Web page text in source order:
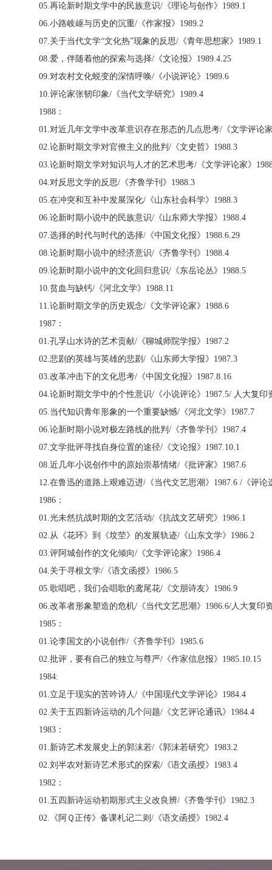
05. 再论新时期文学中的民族意识/ 《理论与创作》 1989.1
06. 小路岐岖与历史的沉重/ 《作家报》 1989.2
07. 关于当代文学“文化热”现象的反思/ 《青年思想家》 1989.1
08. 爱，伴随着他的探索与选择/ 《文论报》 1989.4.25
09. 对农村文化蜕变的深情呼唤/ 《小说评论》 1989.6
10. 评论家张韧印象/ 《当代文学研究》 1989.4
1988 ：
01. 对近几年文学中改革意识存在形态的几点思考/ 《文学评论
02. 论新时期文学对官僚主义的批判 / 《文史哲》 1988.3
03. 论新时期文学对知识与人才的艺术思考/ 《文学评论家》
04. 对反思文学的反思/ 《齐鲁学刊》 1988.3
05. 在冲突和互补中发展深化/ 《山东社会科学》 1988.3
06. 论新时期小说中的民族意识/ 《山东师大学报》 1988.4
07. 选择的时代与时代的选择/ 《中国文化报》 1988.6.29
08. 论新时期小说中的经济意识/ 《齐鲁学刊》 1988.4
09. 论新时期小说中的文化回归意识/ 《东岳论丛》 1988.5
10. 贫血与缺钙/ 《河北文学》 1988.11
11. 论新时期文学的历史观念/ 《文学评论家》 1988.6
1987 ：
01. 孔孚山水诗的艺术贡献/ 《聊城师院学报》 1987.2
02. 悲剧的英雄与英雄的悲剧 / 《山东师大学报》 1987.3
03. 改革冲击下的文化思考/ 《中国文化报》 1987.8.16
04. 论新时期文学中的个性意识/ 《小说评论》 1987.5/ 人大复印
05. 当代知识青年形象的一个重要缺憾/ 《河北文学》 1987.7
06. 论新时期小说对极左路线的批判 / 《齐鲁学刊》 1987.4
07. 文学批评寻找自身位置的途径/ 《文论报》 1987.10.1
08. 近几年小说创作中的原始崇慕情绪/ 《批评家》 1987.6
12. 在鲁迅的道路上艰难迈进/ 《当代文艺思潮》 1987.6 / 《评论
1986 ：
01. 光未然抗战时期的文艺活动/ 《抗战文艺研究》 1986.1
02. 从《花环》到《坟茔》的发展轨迹/ 《山东文学》 1986.2
03. 评阿城创作的文化倾向/ 《文学评论家》 1986.4
04. 关于寻根文学/ 《语文函授》 1986.5
05. 歌唱吧，我们会唱歌的鸢尾花/ 《文朋诗友》 1986.9
06. 改革者形象塑造的危机/ 《当代文艺思潮》 1986.6/ 人大复印
1985 ：
01. 论李国文的小说创作/ 《齐鲁学刊》 1985.6
02. 批评，要有自己的独立与尊严/ 《作家信息报》 1985.10.15
1984:
01. 立足于现实的苦吟诗人 / 《中国现代文学评论》 1984.4
02. 关于五四新诗运动的几个问题/ 《文艺评论通讯》 1984.4
1983 ：
01. 新诗艺术发展史上的郭沫若/ 《郭沫若研究》 1983.2
02. 刘半农对新诗艺术形式的探索/ 《语文函授》 1983.4
1982 ：
01. 五四新诗运动初期形式主义改良辨/ 《齐鲁学刊》 1982.3
02.
《阿Ｑ正传》备课札记二则 / 《语文函授》 1982.4